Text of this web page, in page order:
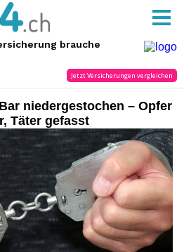
niedergestochen – Opfer
Täter gefasst